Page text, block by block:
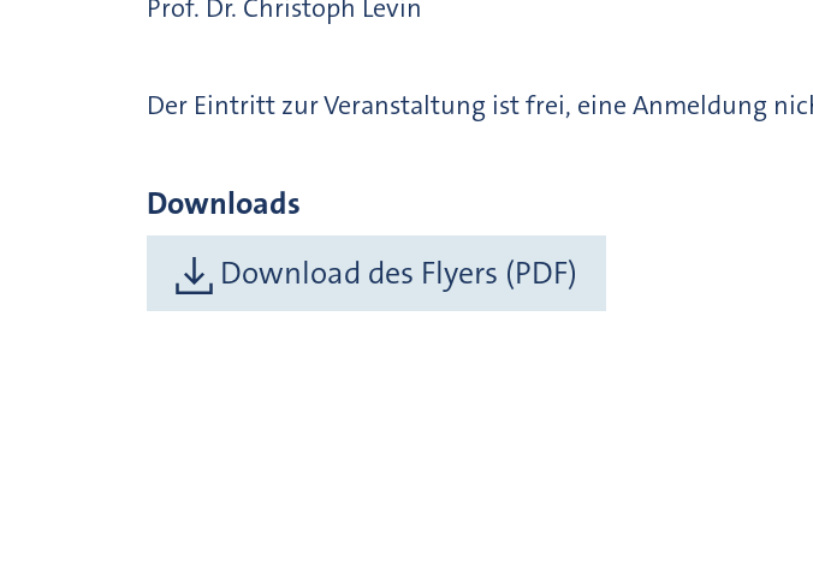
Prof. Dr. Christoph Levin
Der Eintritt zur Veranstaltung ist frei, eine Anmeldung
Downloads
Download des Flyers (PDF)